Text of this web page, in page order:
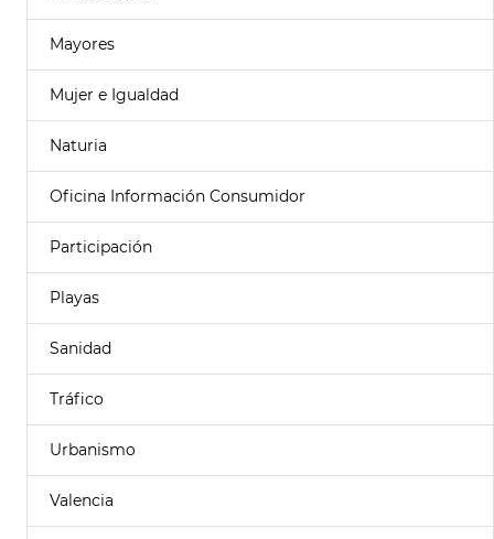
Mayores
Mujer e Igualdad
Naturia
Oficina Información Consumidor
Participación
Playas
Sanidad
Tráfico
Urbanismo
Valencia